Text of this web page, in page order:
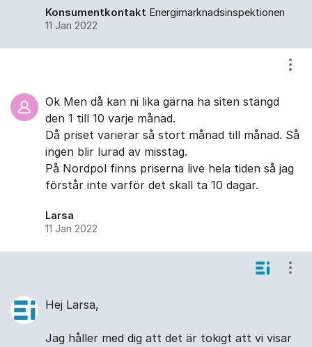
Konsumentkontakt Energimarknadsinspektionen
11 Jan 2022
Ok Men då kan ni lika gärna ha siten stängd
den 1 till 10 varje månad.
Då priset varierar så stort månad till månad. Så
ingen blir lurad av misstag.
På Nordpol finns priserna live hela tiden så jag
förstår inte varför det skall ta 10 dagar.
Larsa
11 Jan 2022
Hej Larsa,
Jag håller med dig att det är tokigt att vi visar